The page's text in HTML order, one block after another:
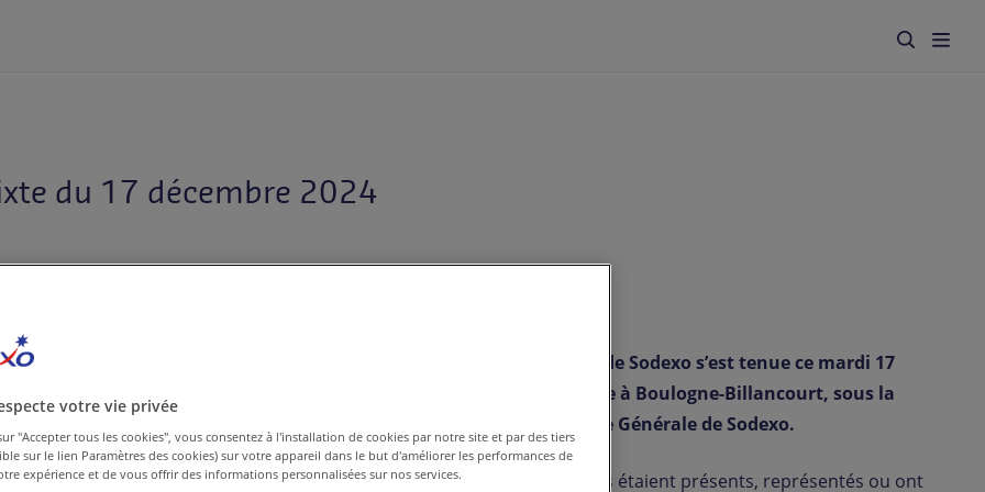
du 17 décembre 2024
L’Assemblée Générale Annuelle des actionnaires de Sodexo s’est tenue ce mardi 17
décembre 2024 à l’auditorium de la Seine Musicale à Boulogne-Billancourt, sous la
présidence de Sophie Bellon, Présidente-Directrice Générale de Sodexo.
Le quorum s’est établi à 85,68% et 3 419 actionnaires étaient présents, représentés ou ont
votre vie privée
"Accepter tous les cookies", vous consentez à l'installation de cookies par notre site et par des tiers
sur le lien Paramètres des cookies) sur votre appareil dans le but d'améliorer les performances de
expérience et de vous offrir des informations personnalisées sur nos services.